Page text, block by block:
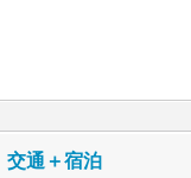
交通＋宿泊